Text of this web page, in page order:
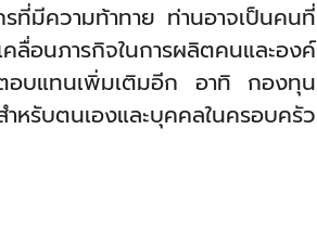
ที่มีความท้าทาย ท่านอาจเป็นคนที่
อนภารกิจในการผลิตคนและองค์
อบแทนเพิ่มเติมอีก อาทิ กองทุน
หรับตนเองและบุคคลในครอบครัว